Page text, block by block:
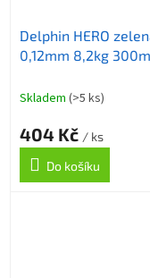
Delphin HERO
0,12mm 8,2kg 300m
Skladem (>5 ks)
404 Kč / ks
Do košíku